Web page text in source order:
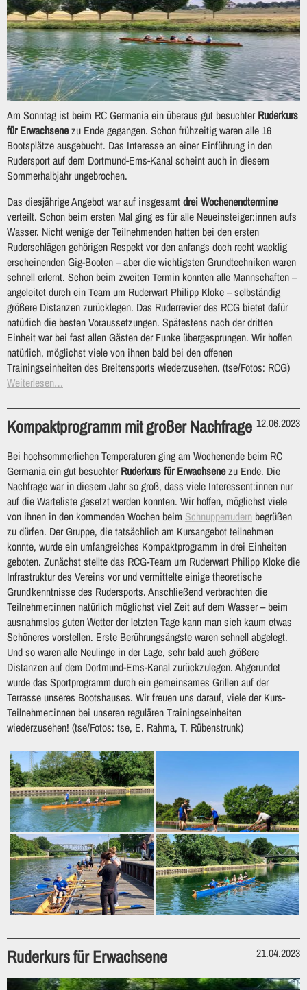
Am Sonntag ist beim RC Germania ein überaus gut besuchterRuderkurs
für Erwachsenezu Ende gegangen. Schon frühzeitig waren alle 16
Bootsplätze ausgebucht. Das Interesse an einer Einführung in den
Rudersport auf dem Dortmund-Ems-Kanal scheint auch in diesem
Sommerhalbjahr ungebrochen.
Das diesjährige Angebot war auf insgesamtdrei Wochenendtermine
verteilt. Schon beim ersten Mal ging es für alle Neueinsteiger:innen aufs
Wasser. Nicht wenige der Teilnehmenden hatten bei den ersten
Ruderschlägen gehörigen Respekt vor den anfangs doch recht wacklig
erscheinenden Gig-Booten – aber die wichtigsten Grundtechniken waren
schnell erlernt. Schon beim zweiten Termin konnten alle Mannschaften –
angeleitet durch ein Team um Ruderwart Philipp Kloke – selbständig
größere Distanzen zurücklegen. Das Ruderrevier des RCG bietet dafür
natürlich die besten Voraussetzungen. Spätestens nach der dritten
Einheit war bei fast allen Gästen der Funke übergesprungen. Wir hoffen
natürlich, möglichst viele von ihnen bald bei den offenen
Trainingseinheiten des Breitensports wiederzusehen. (tse/Fotos: RCG)
Weiterlesen…
Kompaktprogramm mit großer Nachfrage 12.06.2023
Bei hochsommerlichen Temperaturen ging am Wochenende beim RC
Germania ein gut besuchterRuderkurs für Erwachsenezu Ende. Die
Nachfrage war in diesem Jahr so groß, dass viele Interessent:innen nur
auf die Warteliste gesetzt werden konnten. Wir hoffen, möglichst viele
von ihnen in den kommenden Wochen beim Schnupperrudern begrüßen
zu dürfen. Der Gruppe, die tatsächlich am Kursangebot teilnehmen
konnte, wurde ein umfangreiches Kompaktprogramm in drei Einheiten
geboten. Zunächst stellte das RCG-Team um Ruderwart Philipp Kloke die
Infrastruktur des Vereins vor und vermittelte einige theoretische
Grundkenntnisse des Rudersports. Anschließend verbrachten die
Teilnehmer:innen natürlich möglichst viel Zeit auf dem Wasser – beim
ausnahmslos guten Wetter der letzten Tage kann man sich kaum etwas
Schöneres vorstellen. Erste Berührungsängste waren schnell abgelegt.
Und so waren alle Neulinge in der Lage, sehr bald auch größere
Distanzen auf dem Dortmund-Ems-Kanal zurückzulegen. Abgerundet
wurde das Sportprogramm durch ein gemeinsames Grillen auf der
Terrasse unseres Bootshauses. Wir freuen uns darauf, viele der Kurs-
Teilnehmer:innen bei unseren regulären Trainingseinheiten
wiederzusehen! (tse/Fotos: tse, E. Rahma, T. Rübenstrunk)
Ruderkurs für Erwachsene 21.04.2023